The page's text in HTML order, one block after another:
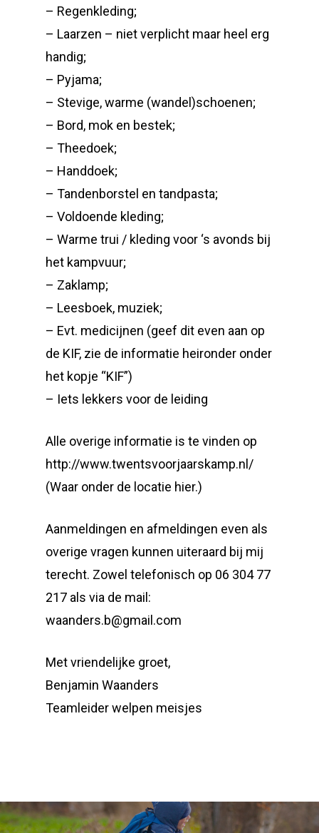
– Regenkleding;
– Laarzen – niet verplicht maar heel erg
handig;
– Pyjama;
– Stevige, warme (wandel)schoenen;
– Bord, mok en bestek;
– Theedoek;
– Handdoek;
– Tandenborstel en tandpasta;
– Voldoende kleding;
– Warme trui / kleding voor ‘s avonds bij
het kampvuur;
– Zaklamp;
– Leesboek, muziek;
– Evt. medicijnen (geef dit even aan op
de KIF, zie de informatie heironder onder
het kopje “KIF”)
– Iets lekkers voor de leiding
Alle overige informatie is te vinden op
http://www.twentsvoorjaarskamp.nl/
(Waar onder de locatie hier.)
Aanmeldingen en afmeldingen even als
overige vragen kunnen uiteraard bij mij
terecht. Zowel telefonisch op 06 304 77
217 als via de mail:
waanders.b@gmail.com
Met vriendelijke groet,
Benjamin Waanders
Teamleider welpen meisjes